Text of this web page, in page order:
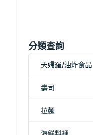
分類查詢
天婦羅/油炸食品
壽司
拉麵
海鮮料裡